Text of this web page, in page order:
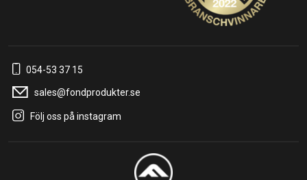
054-53 37 15
sales@fondprodukter.se
Följ oss på instagram